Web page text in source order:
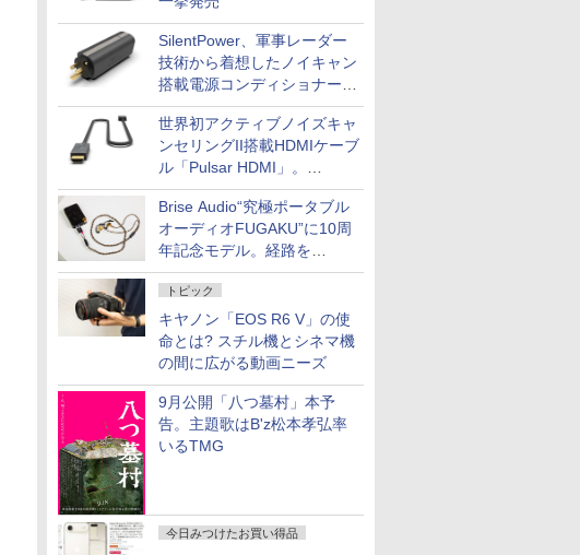
SilentPower、軍事レーダー
技術から着想したノイキャン
搭載電源コンディショナー
「AC iPurifier2」
世界初アクティブノイズキャ
ンセリングII搭載HDMIケーブ
ル「Pulsar HDMI」。
SilentPowerから
Brise Audio“究極ポータブル
オーディオFUGAKU”に10周
年記念モデル。経路を
NISHIKIで統一。400万円
トピック
キヤノン「EOS R6 V」の使
命とは? スチル機とシネマ機
の間に広がる動画ニーズ
9月公開「八つ墓村」本予
告。主題歌はB'z松本孝弘率
いるTMG
今日みつけたお買い得品